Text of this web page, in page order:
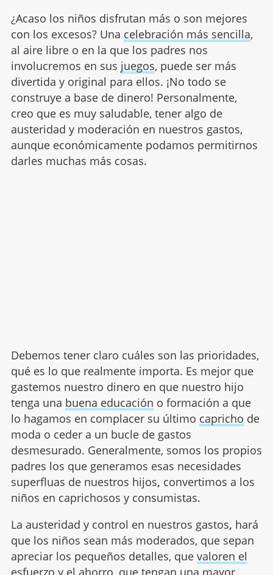
¿Acaso los niños disfrutan más o son mejores
con los excesos? Una celebración más sencilla,
al aire libre o en la que los padres nos
involucremos en sus juegos, puede ser más
divertida y original para ellos. ¡No todo se
construye a base de dinero! Personalmente,
creo que es muy saludable, tener algo de
austeridad y moderación en nuestros gastos,
aunque económicamente podamos permitirnos
darles muchas más cosas.
Debemos tener claro cuáles son las prioridades,
qué es lo que realmente importa. Es mejor que
gastemos nuestro dinero en que nuestro hijo
tenga una buena educación o formación a que
lo hagamos en complacer su último capricho de
moda o ceder a un bucle de gastos
desmesurado. Generalmente, somos los propios
padres los que generamos esas necesidades
superfluas de nuestros hijos, convertimos a los
niños en caprichosos y consumistas.
La austeridad y control en nuestros gastos, hará
que los niños sean más moderados, que sepan
apreciar los pequeños detalles, que valoren el